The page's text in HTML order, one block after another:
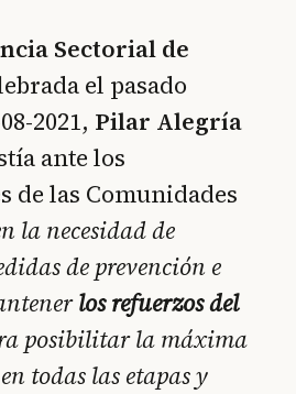
Sectorial de
el pasado
2021, Pilar Alegría
ante los
de las Comunidades
la necesidad de
de prevención e
los refuerzos del
posibilitar la máxima
todas las etapas y